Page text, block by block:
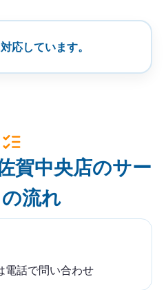
応しています。
賀中央店のサー
流れ
電話で問い合わせ